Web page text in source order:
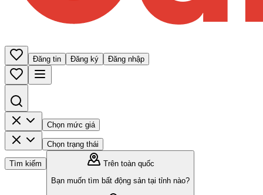
Đăng tin Đăng ký Đăng nhập
Chọn mức giá
Chọn trạng thái
Tìm kiếm
Trên toàn quốc
Bạn muốn tìm bất động sản tại tỉnh nào?